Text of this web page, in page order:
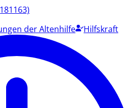
der Altenhilfe Hilfskraft